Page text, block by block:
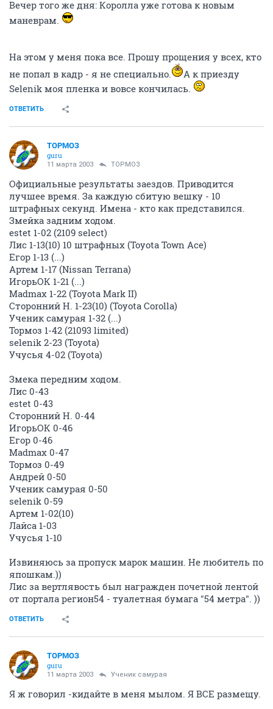
Вечер того же дня: Королла уже готова к новым
маневрам.
На этом у меня пока все. Прошу прощения у всех, кто
не попал в кадр - я не специально.
А к приезду
Selenik моя пленка и вовсе кончилась.
ОТВЕТИТЬ
ТОРМОЗ
guru
11 марта 2003 ТОРМОЗ
Официальные результаты заездов. Приводится
лучшее время. За каждую сбитую вешку - 10
штрафных секунд. Имена - кто как представился.
Змейка задним ходом.
estet 1-02 (2109 select)
Лис 1-13(10) 10 штрафных (Toyota Town Ace)
Егор 1-13 (...)
Артем 1-17 (Nissan Terrana)
ИгорьОК 1-21 (...)
Madmax 1-22 (Toyota Mark II)
Сторонний Н. 1-23(10) (Toyota Corolla)
Ученик самурая 1-32 (...)
Тормоз 1-42 (21093 limited)
selenik 2-23 (Toyota)
Учусья 4-02 (Toyota)
Змека передним ходом.
Лис 0-43
estet 0-43
Сторонний Н. 0-44
ИгорьОК 0-46
Егор 0-46
Madmax 0-47
Тормоз 0-49
Андрей 0-50
Ученик самурая 0-50
selenik 0-59
Артем 1-02(10)
Лайса 1-03
Учусья 1-10
Извиняюсь за пропуск марок машин. Не любитель по
япошкам.))
Лис за вертлявость был награжден почетной лентой
от портала регион54 - туалетная бумага "54 метра". ))
ОТВЕТИТЬ
ТОРМОЗ
guru
11 марта 2003 Ученик самурая
Я ж говорил -кидайте в меня мылом. Я ВСЕ размещу.